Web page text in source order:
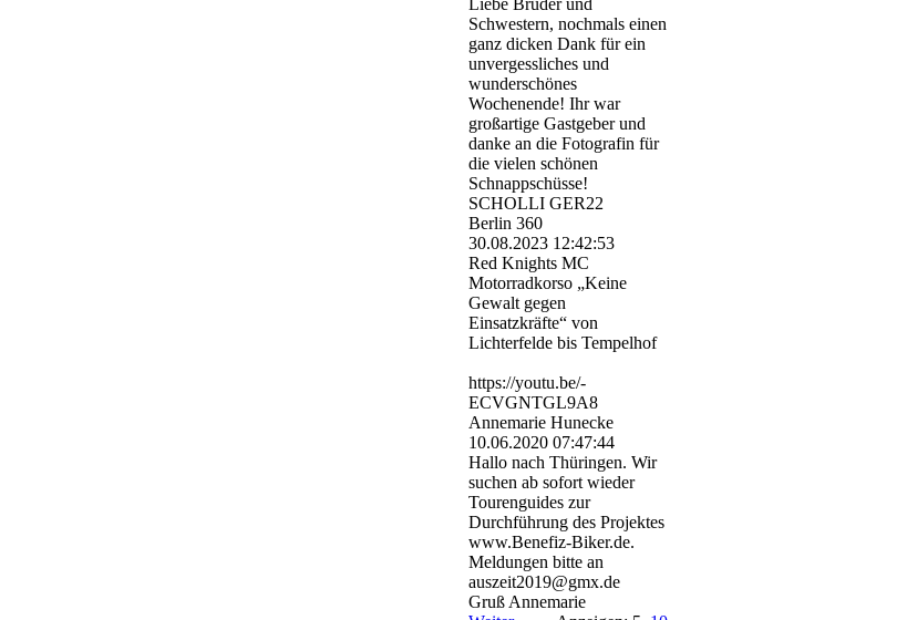
Liebe Brüder und
Schwestern, nochmals einen
ganz dicken Dank für ein
unvergessliches und
wunderschönes
Wochenende! Ihr war
großartige Gastgeber und
danke an die Fotografin für
die vielen schönen
Schnappschüsse!
SCHOLLI GER22
Berlin 360
30.08.2023 12:42:53
Red Knights MC
Motorradkorso „Keine
Gewalt gegen
Einsatzkräfte“ von
Lichterfelde bis Tempelhof
https:­//­youtu.­be/­
ECVGNTGL9A8
Annemarie Hunecke
10.06.2020 07:47:44
Hallo nach Thüringen. Wir
suchen ab sofort wieder
Tourenguides zur
Durchführung des Projektes
www.Benefiz-Biker.de.
Meldungen bitte an
auszeit2019@gmx.de
Gruß Annemarie